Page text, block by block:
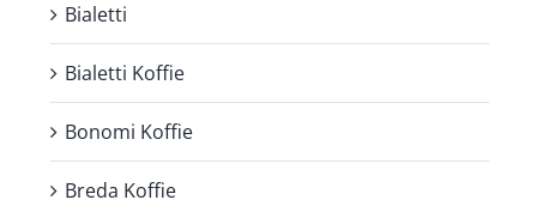
Bialetti
Bialetti Koffie
Bonomi Koffie
Breda Koffie